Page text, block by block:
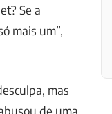
Se a
mais um”,
mas
de uma